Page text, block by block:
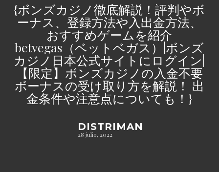
{ボンズカジノ徹底解説！評判やボ
ーナス、登録方法や入出金方法、
おすすめゲームを紹介
betvegas（ベットベガス）|ボンズ
カジノ日本公式サイトにログイン|
【限定】ボンズカジノの入金不要
ボーナスの受け取り方を解説！ 出
金条件や注意点についても！}
DISTRIMAN
28 julio, 2022